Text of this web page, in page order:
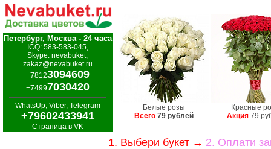
Петербург, Москва - 24 часа
ICQ: 583-583-045,
Skype: nevabuket,
zakaz@nevabuket.ru
+78123094609
+74997030420
WhatsUp, Viber, Telegram
+79602433941
Страница в VK
Белые розы
Всего 79 рублей
Красные
Акция 79
1. Выбери букет → 2. Оплати